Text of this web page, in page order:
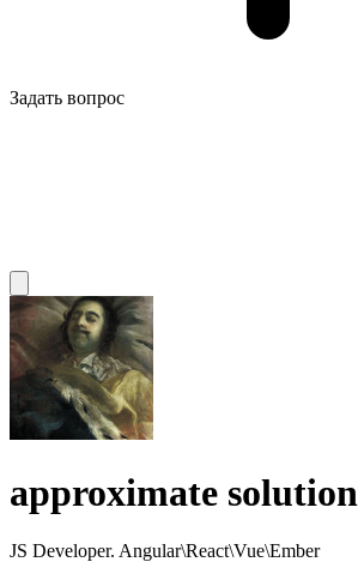
Задать вопрос
approximate solution
JS Developer. Angular\React\Vue\Ember